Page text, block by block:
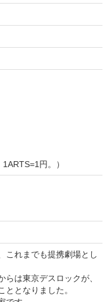
円。）
これまでも提携劇場とし
は東京デスロックが、
となりました。